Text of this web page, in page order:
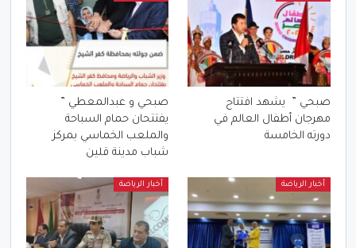
صبحي ” يشهد افتتاح
مهرجان أطفال العالم في
دورته الخامسة
صبحي و عبدالمعطي ”
يفتتحان حمام السباحة
والملعب الخماسي بمركز
شباب مدينة قلين
أخبار الرياضة أخبار الرياضة